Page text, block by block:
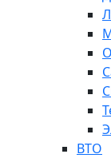
ВТО